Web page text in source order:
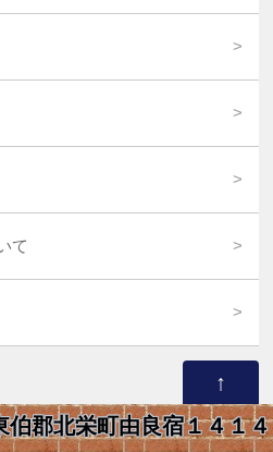
て
↑
郡北栄町由良宿１４１４